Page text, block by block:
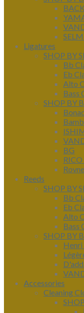
Ligatures
SHOP BY
Bb
Eb
Alto
Bass
SHOP BY
BG
Reeds
SHOP BY
Bb
Eb
Alto
Bass
SHOP BY
Henri
Accessories
Cleaning